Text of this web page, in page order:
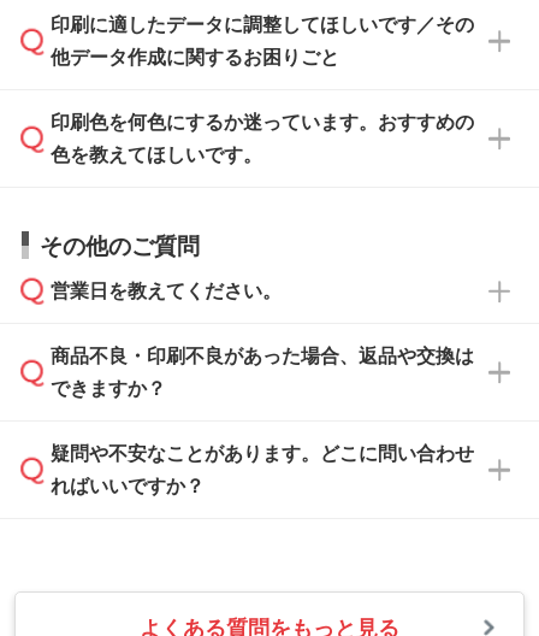
ご入稿後は経験豊富なスタッフがデータに不備
がないかチェックし、お客様と確認してから印
刷に進みますので、ご安心ください。
入稿用のテンプレートはPDF形式ですが、
IllustratorやPhotoshopで開いてご利用いただけ
方」をご確認ください。
印刷に適したデータ・解像度かどうか、担当ス
タッフが事前に確認いたします。
ムへ添付いただくか、担当スタッフ宛にメール
でお送りください。
い合わせください。
なお、印刷用データの作り方に関する詳細は、
印刷に適したデータに調整してほしいです／その
他データ作成に関するお困りごと
データ作成でお困りの際には、担当スタッフが
サポートいたしますのでお気軽にご相談くださ
から添付してお送りください。
しい
解像度の低い画像や、手書きのイラスト、写真
などを、印刷に適したベクターデータに変換し
・フルカラーデータを1色に変換してほしい
印刷色を何色にするか迷っています。おすすめの
色を教えてほしいです。
お見積・ご注文・
相談いただきますと、担当スタッフがお客様の
ご希望や商品の本体色を確認し、印刷色をご提
本体色がブラック、ネイビーなど濃色の場合は
白色か淡い色の印刷色をおすすめしておりま
本体色がナチュラルなど淡色の場合、印刷をく
っきりと目立たせたいときは濃い印刷色が、柔
らかい雰囲気にしたいときは淡い印刷色が映え
また、お選びいただいた印刷色が本体色に合わ
ない場合や仕上がりに影響しそうな場合は、ス
その他のご質問
営業日を教えてください。
営業日は平日の10:00～18:00で、土日祝日はお
休みとなります。注文・見積・お問い合わせ
速やかに対応いたします。
商品不良・印刷不良があった場合、返品や交換は
できますか？
お手数をお掛けいたしますが、至急担当スタッ
フまでご連絡ください。商品の状況を確認し、
・お届け時に商品が損傷・故障している場合
疑問や不安なことがあります。どこに問い合わせ
ればいいですか？
業日以内に担当スタッフよりメールにてご連絡
いたします。よくある質問をもっと見る